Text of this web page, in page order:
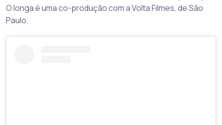
O longa é uma co-produção com a Volta Filmes, de São
Paulo.